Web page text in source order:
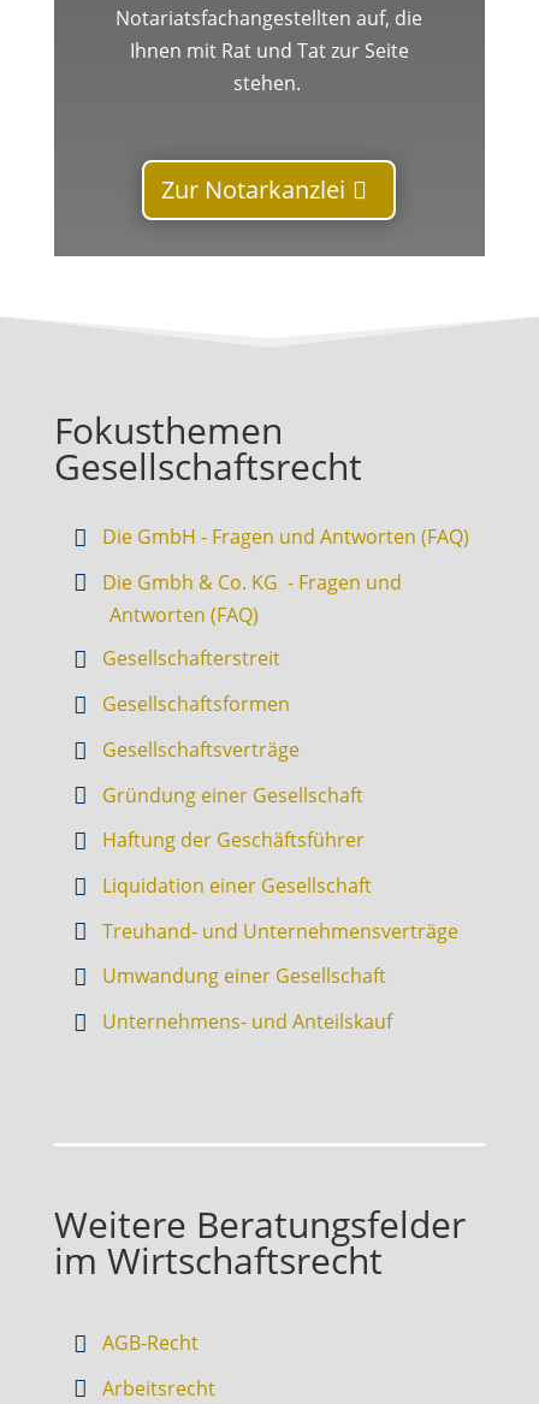
Notariatsfachangestellten auf, die
Ihnen mit Rat und Tat zur Seite
stehen.
Zur Notarkanzlei
Fokusthemen
Gesellschaftsrecht
Die GmbH - Fragen und Antworten (FAQ)
Die Gmbh & Co. KG - Fragen und
Antworten (FAQ)
Gesellschafterstreit
Gesellschaftsformen
Gesellschaftsverträge
Gründung einer Gesellschaft
Haftung der Geschäftsführer
Liquidation einer Gesellschaft
Treuhand- und Unternehmensverträge
Umwandung einer Gesellschaft
Unternehmens- und Anteilskauf
Weitere Beratungsfelder
im Wirtschaftsrecht
AGB-Recht
Arbeitsrecht